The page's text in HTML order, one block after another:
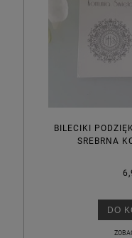
BILECIKI
SREBRNA
DO